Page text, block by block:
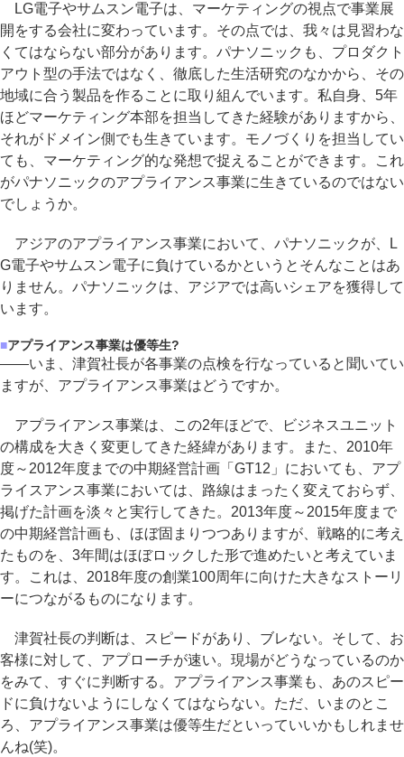
LG電子やサムスン電子は、マーケティングの視点で事業展
開をする会社に変わっています。その点では、我々は見習わな
くてはならない部分があります。パナソニックも、プロダクト
アウト型の手法ではなく、徹底した生活研究のなかから、その
地域に合う製品を作ることに取り組んでいます。私自身、5年
ほどマーケティング本部を担当してきた経験がありますから、
それがドメイン側でも生きています。モノづくりを担当してい
ても、マーケティング的な発想で捉えることができます。これ
がパナソニックのアプライアンス事業に生きているのではない
でしょうか。
アジアのアプライアンス事業において、パナソニックが、L
G電子やサムスン電子に負けているかというとそんなことはあ
りません。パナソニックは、アジアでは高いシェアを獲得して
います。
■アプライアンス事業は優等生?
――いま、津賀社長が各事業の点検を行なっていると聞いてい
ますが、アプライアンス事業はどうですか。
アプライアンス事業は、この2年ほどで、ビジネスユニット
の構成を大きく変更してきた経緯があります。また、2010年
度～2012年度までの中期経営計画「GT12」においても、アプ
ライスアンス事業においては、路線はまったく変えておらず、
掲げた計画を淡々と実行してきた。2013年度～2015年度まで
の中期経営計画も、ほぼ固まりつつありますが、戦略的に考え
たものを、3年間はほぼロックした形で進めたいと考えていま
す。これは、2018年度の創業100周年に向けた大きなストーリ
ーにつながるものになります。
津賀社長の判断は、スピードがあり、ブレない。そして、お
客様に対して、アプローチが速い。現場がどうなっているのか
をみて、すぐに判断する。アプライアンス事業も、あのスピー
ドに負けないようにしなくてはならない。ただ、いまのとこ
ろ、アプライアンス事業は優等生だといっていいかもしれませ
んね(笑)。